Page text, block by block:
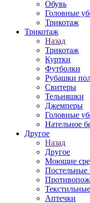
Обувь
Головные
Трикотаж
Трикотаж
Назад
Трикотаж
Куртки
Футболки
Рубашки
Свитеры
Тельняшки
Джемперы
Головные
Нательное
Другое
Назад
Другое
Моющие
Постельные
Аптечки